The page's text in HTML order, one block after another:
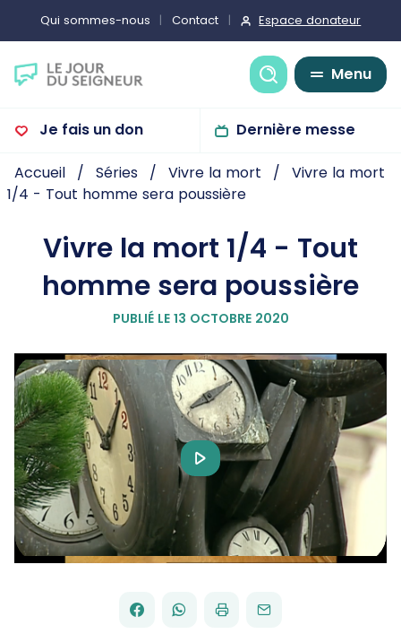
Qui sommes-nous Contact Espace donateur
Recherche
Menu
Je fais un don Dernière messe
Accueil Séries Vivre la mort
Vivre la mort
1/4 - Tout homme sera poussière
Vivre la mort 1/4 - Tout
homme sera poussière
PUBLIÉ LE 13 OCTOBRE 2020
Play
Video
PARTAGER
FACEBOOK
PARTAGER
WHATSAPP
IMPRIMERENVOYER
PAR
EMAIL